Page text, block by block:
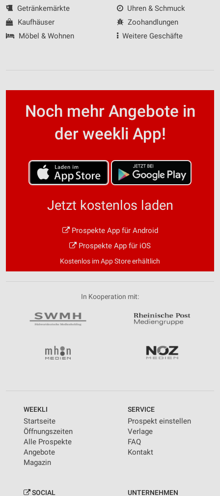
Getränkemärkte
Kaufhäuser
Möbel & Wohnen
Uhren & Schmuck
Zoohandlungen
Weitere Geschäfte
Noch mehr Angebote in
der weekli App!
Jetzt kostenlos laden
Prospekte App für Android
Prospekte App für iOS
Kostenlos im App Store erhältlich
In Kooperation mit:
WEEKLI
Startseite
Öffnungszeiten
Alle Prospekte
Angebote
Magazin
SERVICE
Prospekt einstellen
Verlage
FAQ
Kontakt
SOCIAL UNTERNEHMEN